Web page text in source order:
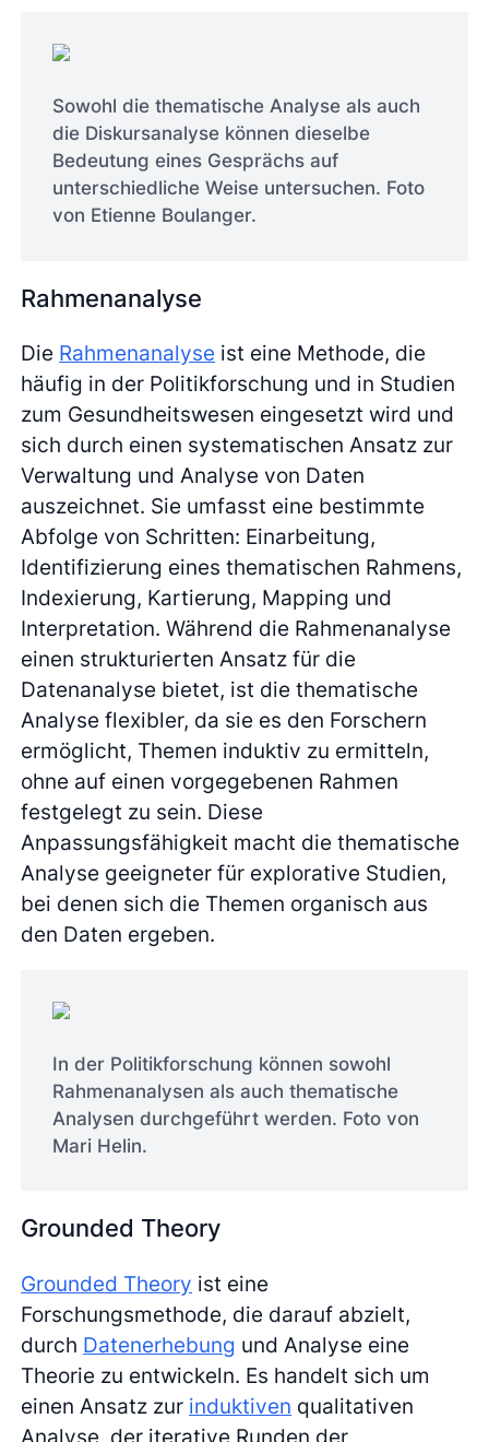
Sowohl die thematische Analyse als auch
die Diskursanalyse können dieselbe
Bedeutung eines Gesprächs auf
unterschiedliche Weise untersuchen. Foto
von Etienne Boulanger.
Rahmenanalyse
Die Rahmenanalyse ist eine Methode, die
häufig in der Politikforschung und in Studien
zum Gesundheitswesen eingesetzt wird und
sich durch einen systematischen Ansatz zur
Verwaltung und Analyse von Daten
auszeichnet. Sie umfasst eine bestimmte
Abfolge von Schritten: Einarbeitung,
Identifizierung eines thematischen Rahmens,
Indexierung, Kartierung, Mapping und
Interpretation. Während die Rahmenanalyse
einen strukturierten Ansatz für die
Datenanalyse bietet, ist die thematische
Analyse flexibler, da sie es den Forschern
ermöglicht, Themen induktiv zu ermitteln,
ohne auf einen vorgegebenen Rahmen
festgelegt zu sein. Diese
Anpassungsfähigkeit macht die thematische
Analyse geeigneter für explorative Studien,
bei denen sich die Themen organisch aus
den Daten ergeben.
In der Politikforschung können sowohl
Rahmenanalysen als auch thematische
Analysen durchgeführt werden. Foto von
Mari Helin.
Grounded Theory
Grounded Theory ist eine
Forschungsmethode, die darauf abzielt,
durch Datenerhebung und Analyse eine
Theorie zu entwickeln. Es handelt sich um
einen Ansatz zur induktiven qualitativen
Analyse, der iterative Runden der